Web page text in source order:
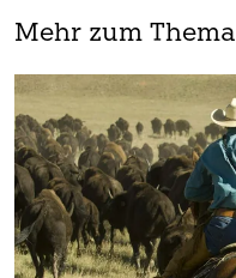
Mehr zum Thema